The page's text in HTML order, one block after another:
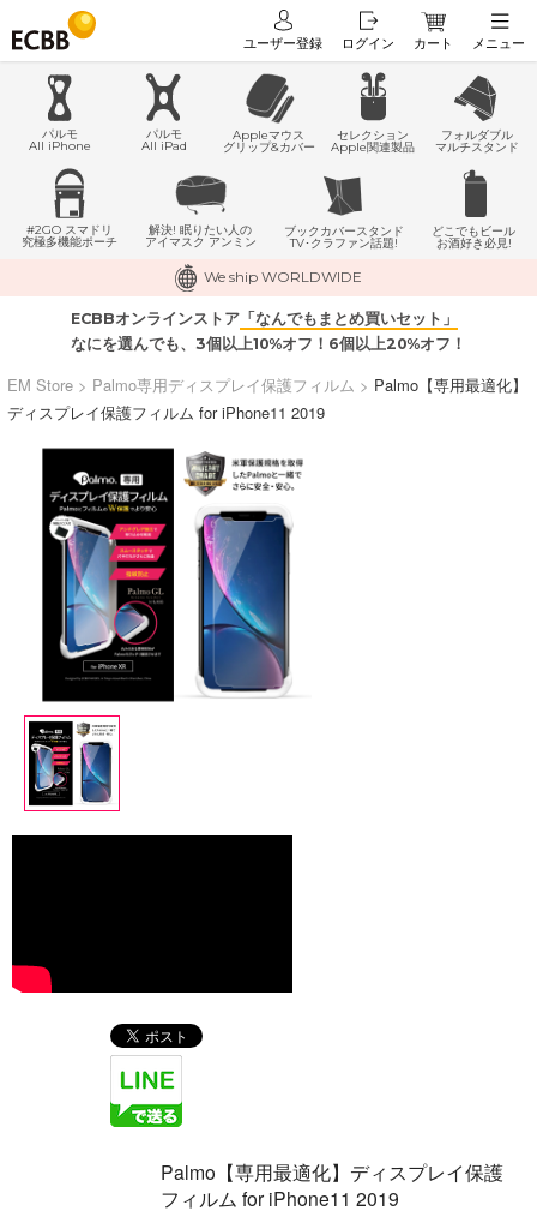
ユーザー登録 ログイン カート メニュー
パルモ
All iPhone
パルモ
All iPad
Appleマウス
グリップ&カバー
セレクション
Apple関連製品
フォルダブル
マルチスタンド
#2GO スマドリ
究極多機能ポーチ
解決! 眠りたい人の
アイマスク アンミン
ブックカバースタンド
TV･クラファン話題!
どこでもビール
お酒好き必見!
We ship WORLDWIDE
ECBBオンラインストア 「なんでもまとめ買いセット」
なにを選んでも、3個以上10%オフ！6個以上20%オフ！
EM Store > Palmo専用ディスプレイ保護フィルム > Palmo【専用最適化】
ディスプレイ保護フィルム for iPhone11 2019
Palmo【専用最適化】ディスプレイ保護
フィルム for iPhone11 2019